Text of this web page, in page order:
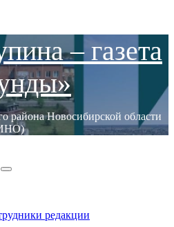
– газета
района Новосибирской области
редакции